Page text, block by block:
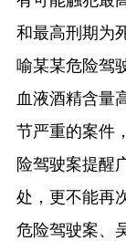
和最高刑期为
喻某某危险驾
血液酒精含量
节严重的案件
险驾驶案提醒
处，更不能再
危险驾驶案、